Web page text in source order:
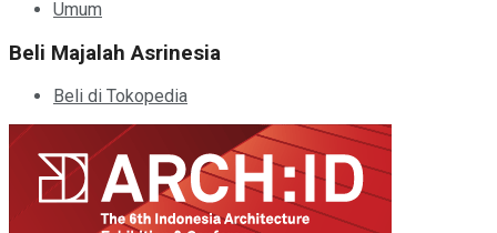
Umum
Beli Majalah Asrinesia
Beli di Tokopedia